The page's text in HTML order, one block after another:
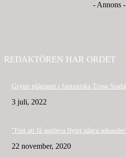
- Annons -
REDAKTÖREN HAR ORDET
Grymt plågsamt i fantastiska Trosa
3 juli, 2022
”Fint att få uppleva flytet några
22 november, 2020